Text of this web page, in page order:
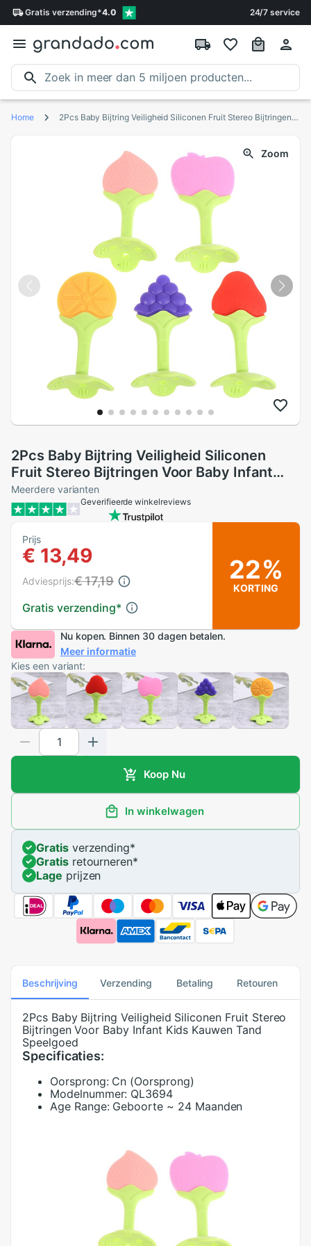
Gratis verzending*4.0 24/7 service
Home 2Pcs Baby Bijtring Veiligheid Siliconen Fruit Stereo Bijtringen Voor Baby Infant Kids Kauwen Tand Speelgoed
Zoom
2Pcs Baby Bijtring Veiligheid Siliconen
Fruit Stereo Bijtringen Voor Baby Infant
Kids Kauwen Tand Speelgoed
Meerdere varianten
Geverifieerde winkelreviews
Prijs
€ 13,49
Gratis verzending*
Adviesprijs:€ 17,19 22%
KORTING
Nu kopen. Binnen 30 dagen betalen.
Meer informatie
Kies een variant:
Koop Nu
In winkelwagen
Gratisverzending*
Gratisretourneren*
Lage prijzen
Beschrijving Verzending Betaling Retouren
2Pcs Baby Bijtring Veiligheid Siliconen Fruit Stereo
Bijtringen Voor Baby Infant Kids Kauwen Tand
Speelgoed
Specificaties:
Oorsprong: Cn (Oorsprong)
Modelnummer: QL3694
Age Range: Geboorte ~ 24 Maanden